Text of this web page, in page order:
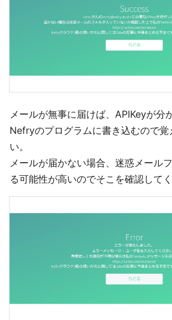
メールが無事に届けば、APIKeyが分
Nefryのプログラムに書き込むので覚
い。
メールが届かない場合、迷惑メール
る可能性が高いのでそこを確認してく